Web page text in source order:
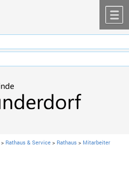
> Rathaus & Service > Rathaus > Mitarbeiter